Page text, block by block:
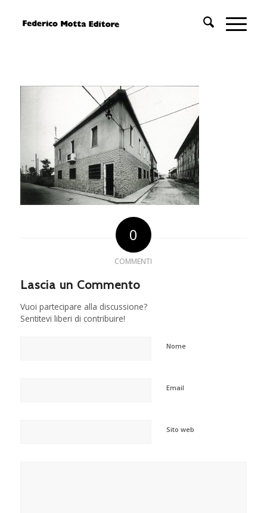
0
COMMENTI
Lascia un Commento
Vuoi partecipare alla discussione?
Sentitevi liberi di contribuire!
Nome
Email
Sito web